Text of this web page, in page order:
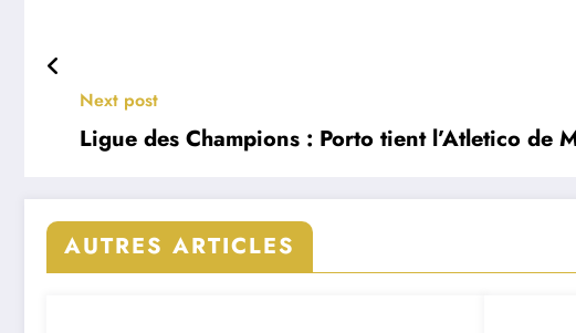
Next post
Ligue des Champions : Porto tient l’Atletico de
AUTRES ARTICLES